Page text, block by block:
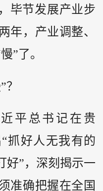
毕节发展产业步
年，产业调整、
”了。
平总书记在贵
抓好人无我有的
好”，深刻揭示一
准确把握在全国